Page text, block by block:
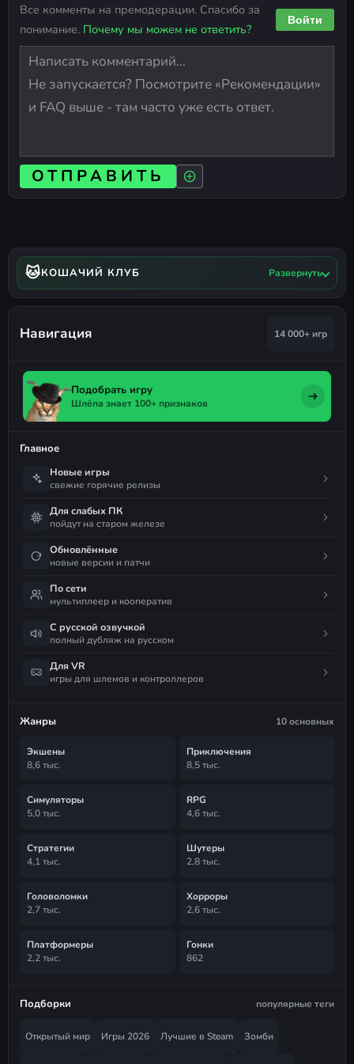
Все комменты на премодерации. Спасибо за
понимание. Почему мы можем не ответить?
Войти
ОТПРАВИТЬ
🐱КОШАЧИЙ КЛУБ Развернуть
Навигация 14 000+ игр
Подобрать игру
Шлёпа знает 100+ признаков
Главное
Новые игры
свежие горячие релизы
Для слабых ПК
пойдут на старом железе
Обновлённые
новые версии и патчи
По сети
мультиплеер и кооператив
С русской озвучкой
полный дубляж на русском
Для VR
игры для шлемов и контроллеров
Жанры 10 основных
Экшены
8,6 тыс.
Приключения
8,5 тыс.
Симуляторы
5,0 тыс.
RPG
4,6 тыс.
Стратегии
4,1 тыс.
Шутеры
2,8 тыс.
Головоломки
2,7 тыс.
Хорроры
2,6 тыс.
Платформеры
2,2 тыс.
Гонки
862
Подборки популярные теги
Открытый мир Игры 2026 Лучшие в Steam Зомби